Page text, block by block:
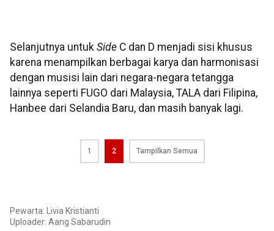
Selanjutnya untuk Side C dan D menjadi sisi khusus
karena menampilkan berbagai karya dan harmonisasi
dengan musisi lain dari negara-negara tetangga
lainnya seperti FUGO dari Malaysia, TALA dari Filipina,
Hanbee dari Selandia Baru, dan masih banyak lagi.
1 2 Tampilkan Semua
Pewarta: Livia Kristianti
Uploader: Aang Sabarudin